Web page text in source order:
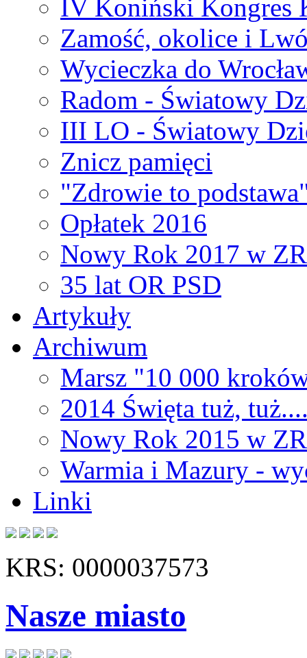
IV Koniński Kongres
Zamość, okolice i
Wycieczka do
Radom - Światowy
III LO - Światowy
Znicz pamięci
"Zdrowie to
Opłatek 2016
Nowy Rok 2017 w
35 lat OR PSD
Artykuły
Archiwum
Marsz "10 000
2014 Święta tuż,
Nowy Rok 2015 w
Warmia i Mazury -
Linki
KRS: 0000037573
Nasze miasto